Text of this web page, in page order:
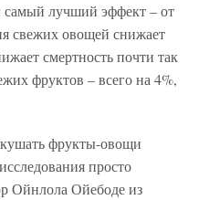
самый лучший эффект – от
свежих овощей снижает
смертность почти так
фруктов – всего на 4%,
фрукты-овощи
просто
Ойнлола Ойебоде из